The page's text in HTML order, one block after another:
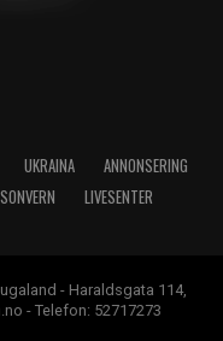
UKRAINA
ANNONSERING
LIVESENTER
- Haraldsgata 114,
- Telefon: 52717273